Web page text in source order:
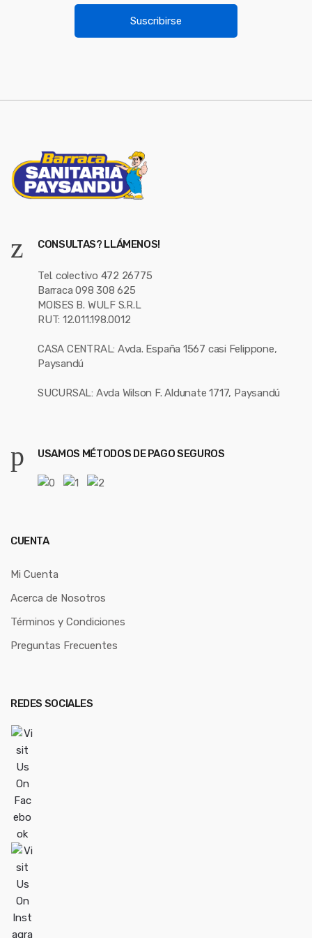
l
l
Suscribirse
CONSULTAS? LLÁMENOS!
Tel. colectivo 472 26775
Barraca 098 308 625
MOISES B. WULF S.R.L
RUT: 12.011.198.0012
CASA CENTRAL: Avda. España 1567 casi Felippone,
Paysandú
SUCURSAL: Avda Wilson F. Aldunate 1717, Paysandú
USAMOS MÉTODOS DE PAGO SEGUROS
CUENTA
Mi Cuenta
Acerca de Nosotros
Términos y Condiciones
Preguntas Frecuentes
REDES SOCIALES